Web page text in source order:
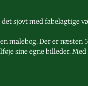
sjovt med fabelagtige
malebog. Der er
sine egne billeder.